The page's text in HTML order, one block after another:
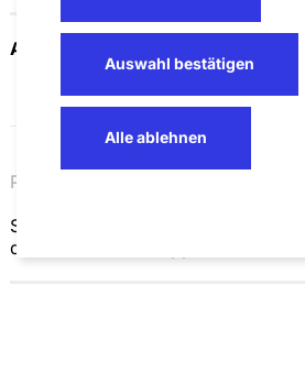
Auswahl bestätigen
Alle ablehnen
Alle Pressemitteilungen
Presse | 03.08.26
SZA Schilling, Zutt & Anschütz
der Marc Aurel-Gruppe